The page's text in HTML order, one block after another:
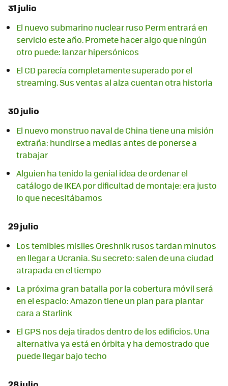
31 julio
El nuevo submarino nuclear ruso Perm entrará en
servicio este año. Promete hacer algo que ningún
otro puede: lanzar hipersónicos
El CD parecía completamente superado por el
streaming. Sus ventas al alza cuentan otra historia
30 julio
El nuevo monstruo naval de China tiene una misión
extraña: hundirse a medias antes de ponerse a
trabajar
Alguien ha tenido la genial idea de ordenar el
catálogo de IKEA por dificultad de montaje: era justo
lo que necesitábamos
29 julio
Los temibles misiles Oreshnik rusos tardan minutos
en llegar a Ucrania. Su secreto: salen de una ciudad
atrapada en el tiempo
La próxima gran batalla por la cobertura móvil será
en el espacio: Amazon tiene un plan para plantar
cara a Starlink
El GPS nos deja tirados dentro de los edificios. Una
alternativa ya está en órbita y ha demostrado que
puede llegar bajo techo